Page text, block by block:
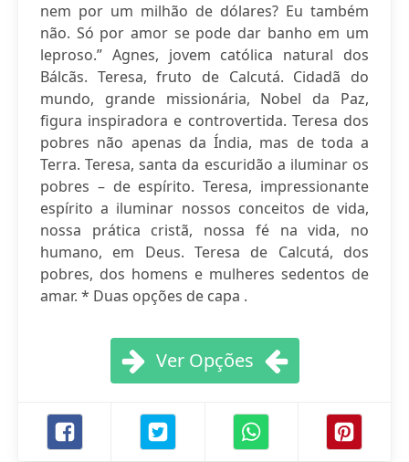
nem por um milhão de dólares? Eu também
não. Só por amor se pode dar banho em um
leproso.” Agnes, jovem católica natural dos
Bálcãs. Teresa, fruto de Calcutá. Cidadã do
mundo, grande missionária, Nobel da Paz,
figura inspiradora e controvertida. Teresa dos
pobres não apenas da Índia, mas de toda a
Terra. Teresa, santa da escuridão a iluminar os
pobres – de espírito. Teresa, impressionante
espírito a iluminar nossos conceitos de vida,
nossa prática cristã, nossa fé na vida, no
humano, em Deus. Teresa de Calcutá, dos
pobres, dos homens e mulheres sedentos de
amar. * Duas opções de capa .
Ver Opções